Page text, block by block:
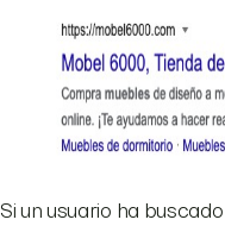
Si un usuario ha